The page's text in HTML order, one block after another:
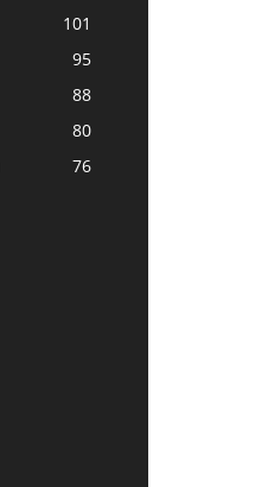
101
95
88
80
76